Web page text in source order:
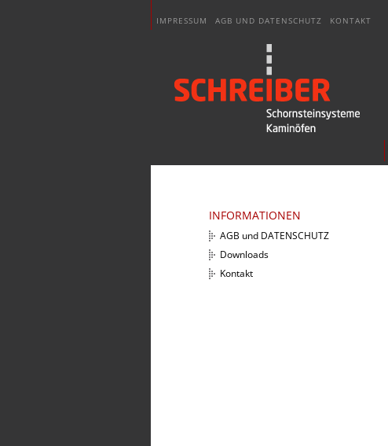
IMPRESSUM AGB UND DATENSCHUTZ KONTAKT
INFORMATIONEN
AGB und DATENSCHUTZ
Downloads
Kontakt